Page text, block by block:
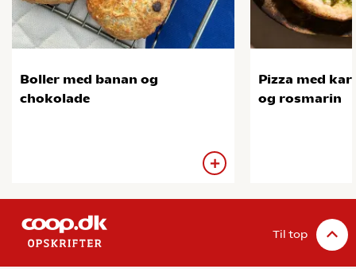
Boller med banan og
chokolade
Pizza med
og rosmarin
Til top